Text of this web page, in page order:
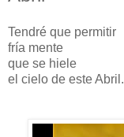
Tendré que permitir
fría mente
que se hiele
el cielo de este Abril.